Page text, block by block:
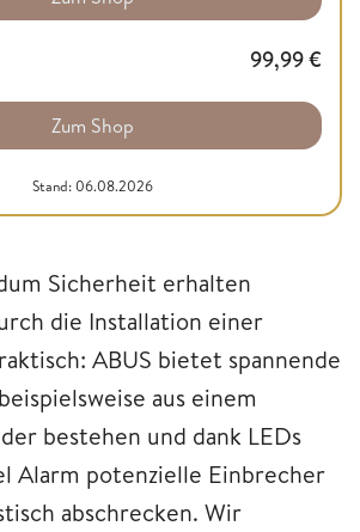
99,99€
Zum Shop
Stand: 06.08.2026
Sicherheit erhalten
die Installation einer
ABUS bietet spannende
aus einem
bestehen und dank LEDs
Alarm potenzielle Einbrecher
abschrecken. Wir